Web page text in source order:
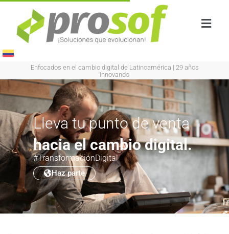
Enfocados en el cambio digital de Latinoamérica | 29 años
innovando
Lleva tu punto de venta
hacia el cambio digital.
#TransformaciónDigital
Haz parte